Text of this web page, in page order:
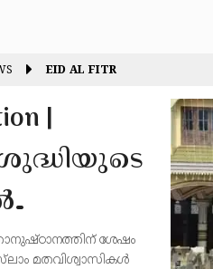
EID AL FITR
|
ഈദുൽ
ശേഷം
മതവിശ്വാസികൾ